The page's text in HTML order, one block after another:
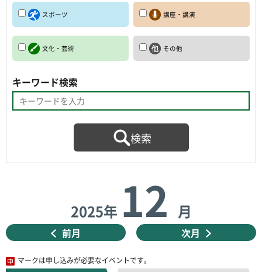
スポーツ 講座・講演
文化・芸術 その他
キーワード検索
2025年 12 月
前月 次月
マークは申し込みが必要なイベントです。